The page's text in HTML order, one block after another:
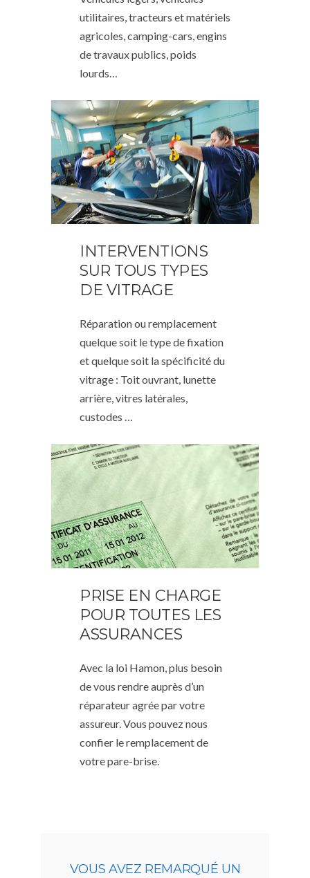
utilitaires, tracteurs et matériels
agricoles, camping-cars, engins
de travaux publics, poids
lourds…
INTERVENTIONS
SUR TOUS TYPES
DE VITRAGE
Réparation ou remplacement
quelque soit le type de fixation
et quelque soit la spécificité du
vitrage : Toit ouvrant, lunette
arrière, vitres latérales,
custodes …
PRISE EN CHARGE
POUR TOUTES LES
ASSURANCES
Avec la loi Hamon, plus besoin
de vous rendre auprès d’un
réparateur agrée par votre
assureur. Vous pouvez nous
confier le remplacement de
votre pare-brise.
VOUS AVEZ REMARQUÉ UN